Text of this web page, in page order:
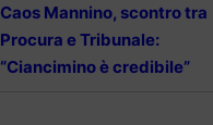
Caos Mannino, scontro tra
Procura e Tribunale:
“Ciancimino è credibile”